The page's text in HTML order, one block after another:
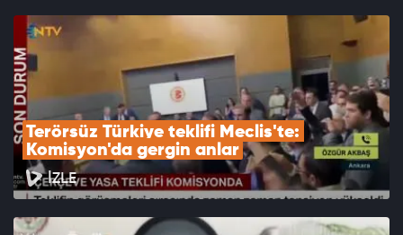
Terörsüz Türkiye teklifi Meclis'te:
Komisyon'da gergin anlar
İZLE